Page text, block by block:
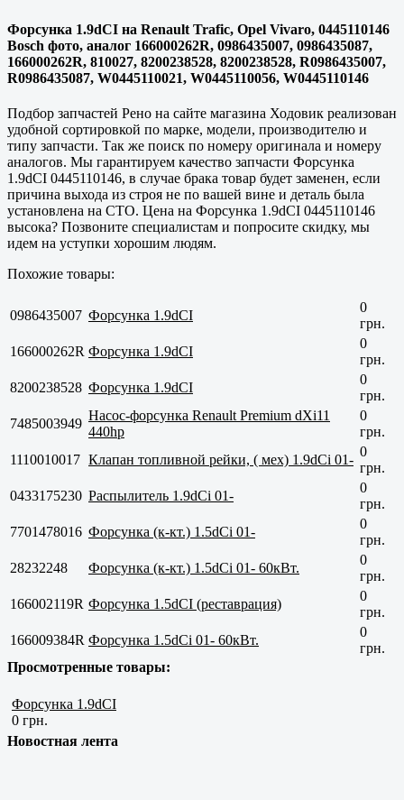
Форсунка 1.9dCI на Renault Trafic, Opel Vivaro, 0445110146
Bosch фото, аналог 166000262R, 0986435007, 0986435087,
166000262R, 810027, 8200238528, 8200238528, R0986435007,
R0986435087, W0445110021, W0445110056, W0445110146
Подбор запчастей Рено на сайте магазина Ходовик реализован
удобной сортировкой по марке, модели, производителю и
типу запчасти. Так же поиск по номеру оригинала и номеру
аналогов. Мы гарантируем качество запчасти Форсунка
1.9dCI 0445110146, в случае брака товар будет заменен, если
причина выхода из строя не по вашей вине и деталь была
установлена на СТО. Цена на Форсунка 1.9dCI 0445110146
высока? Позвоните специалистам и попросите скидку, мы
идем на уступки хорошим людям.
Похожие товары:
0986435007 Форсунка 1.9dCI
0
грн.
166000262R Форсунка 1.9dCI
0
грн.
8200238528 Форсунка 1.9dCI
0
грн.
7485003949
Насос-форсунка Renault Premium dXi11
440hp
0
грн.
1110010017 Клапан топливной рейки, ( мех) 1.9dCi 01-
0
грн.
0433175230 Распылитель 1.9dCi 01-
0
грн.
7701478016 Форсунка (к-кт.) 1.5dCi 01-
0
грн.
28232248
Форсунка (к-кт.) 1.5dCi 01- 60кВт.
0
грн.
166002119R Форсунка 1.5dCI (реставрация)
0
грн.
166009384R Форсунка 1.5dCi 01- 60кВт.
0
грн.
Просмотренные товары:
Форсунка 1.9dCI
0 грн.
Новостная лента